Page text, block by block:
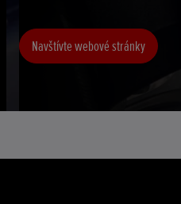
Navštívte webové stránky